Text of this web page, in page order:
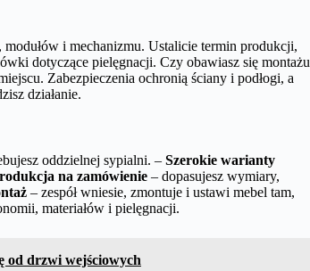
i mechanizmu. Ustalicie termin produkcji,
dotyczące pielęgnacji. Czy obawiasz się montażu
Zabezpieczenia ochronią ściany i podłogi, a
działanie.
oddzielnej sypialni. – Szerokie warianty
na zamówienie – dopasujesz wymiary,
– zespół wniesie, zmontuje i ustawi mebel tam,
materiałów i pielęgnacji.
od drzwi wejściowych